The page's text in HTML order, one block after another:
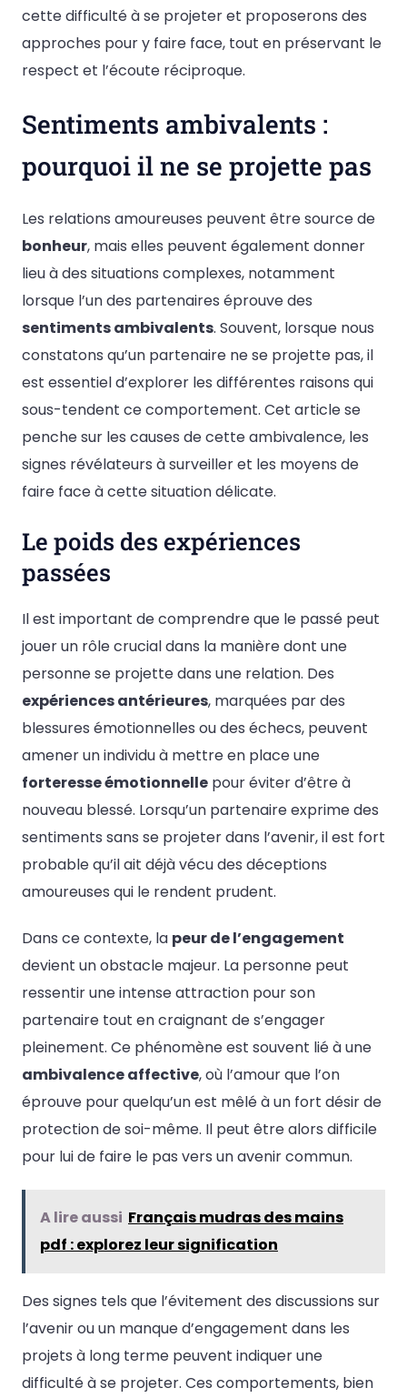
cette difficulté à se projeter et proposerons des
approches pour y faire face, tout en préservant le
respect et l’écoute réciproque.
Sentiments ambivalents :
pourquoi il ne se projette pas
Les relations amoureuses peuvent être source de
bonheur, mais elles peuvent également donner
lieu à des situations complexes, notamment
lorsque l’un des partenaires éprouve des
sentiments ambivalents. Souvent, lorsque nous
constatons qu’un partenaire ne se projette pas, il
est essentiel d’explorer les différentes raisons qui
sous-tendent ce comportement. Cet article se
penche sur les causes de cette ambivalence, les
signes révélateurs à surveiller et les moyens de
faire face à cette situation délicate.
Le poids des expériences
passées
Il est important de comprendre que le passé peut
jouer un rôle crucial dans la manière dont une
personne se projette dans une relation. Des
expériences antérieures, marquées par des
blessures émotionnelles ou des échecs, peuvent
amener un individu à mettre en place une
forteresse émotionnelle pour éviter d’être à
nouveau blessé. Lorsqu’un partenaire exprime des
sentiments sans se projeter dans l’avenir, il est fort
probable qu’il ait déjà vécu des déceptions
amoureuses qui le rendent prudent.
Dans ce contexte, la peur de l’engagement
devient un obstacle majeur. La personne peut
ressentir une intense attraction pour son
partenaire tout en craignant de s’engager
pleinement. Ce phénomène est souvent lié à une
ambivalence affective, où l’amour que l’on
éprouve pour quelqu’un est mêlé à un fort désir de
protection de soi-même. Il peut être alors difficile
pour lui de faire le pas vers un avenir commun.
A lire aussi Français mudras des mains
pdf : explorez leur signification
Des signes tels que l’évitement des discussions sur
l’avenir ou un manque d’engagement dans les
projets à long terme peuvent indiquer une
difficulté à se projeter. Ces comportements, bien